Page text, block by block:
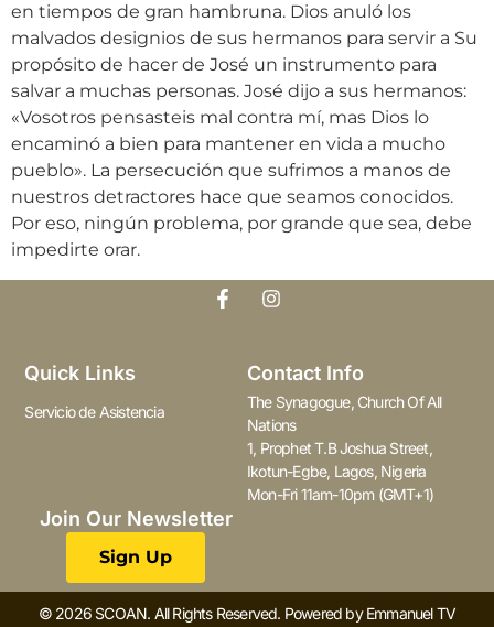
en tiempos de gran hambruna. Dios anuló los
malvados designios de sus hermanos para servir a Su
propósito de hacer de José un instrumento para
salvar a muchas personas. José dijo a sus hermanos:
«Vosotros pensasteis mal contra mí, mas Dios lo
encaminó a bien para mantener en vida a mucho
pueblo». La persecución que sufrimos a manos de
nuestros detractores hace que seamos conocidos.
Por eso, ningún problema, por grande que sea, debe
impedirte orar.
Quick Links
Servicio de Asistencia
Contact Info
The Synagogue, Church Of All
Nations
1, Prophet T.B Joshua Street,
Ikotun-Egbe, Lagos, Nigeria
Mon-Fri 11am-10pm (GMT+1)
Join Our Newsletter
Sign Up
© 2026 SCOAN. All Rights Reserved. Powered by Emmanuel TV